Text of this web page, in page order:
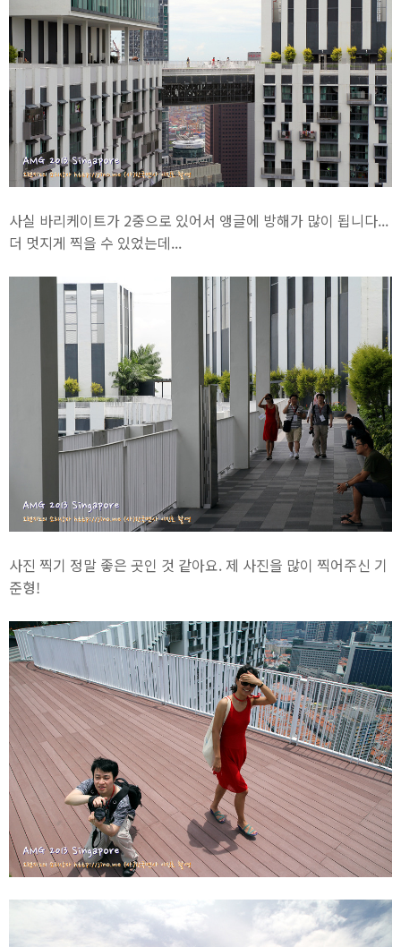
사실 바리케이트가 2중으로 있어서 앵글에 방해가 많이 됩니다...
더 멋지게 찍을 수 있었는데...
사진 찍기 정말 좋은 곳인 것 같아요. 제 사진을 많이 찍어주신 기
준형!